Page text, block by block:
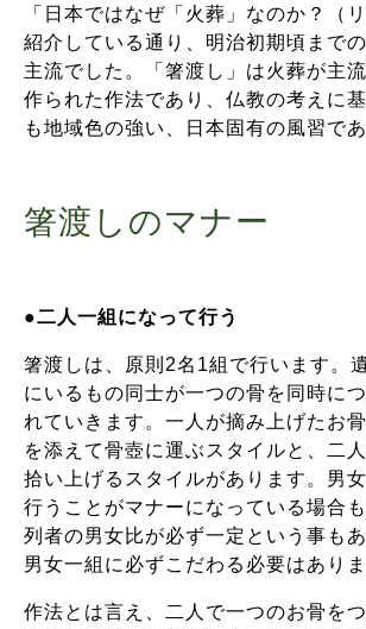
「日本ではなぜ「火葬」なのか？（
紹介している通り、明治初期頃まで
主流でした。「箸渡し」は火葬が主
作られた作法であり、仏教の考えに
も地域色の強い、日本固有の風習で
箸渡しのマナー
●二人一組になって行う
箸渡しは、原則2名1組で行います。
にいるもの同士が一つの骨を同時に
れていきます。一人が摘み上げたお
を添えて骨壺に運ぶスタイルと、二
拾い上げるスタイルがあります。男
行うことがマナーになっている場合
列者の男女比が必ず一定という事も
男女一組に必ずこだわる必要はありま
作法とは言え、二人で一つのお骨を